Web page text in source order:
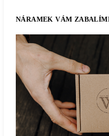
NÁRAMEK VÁM